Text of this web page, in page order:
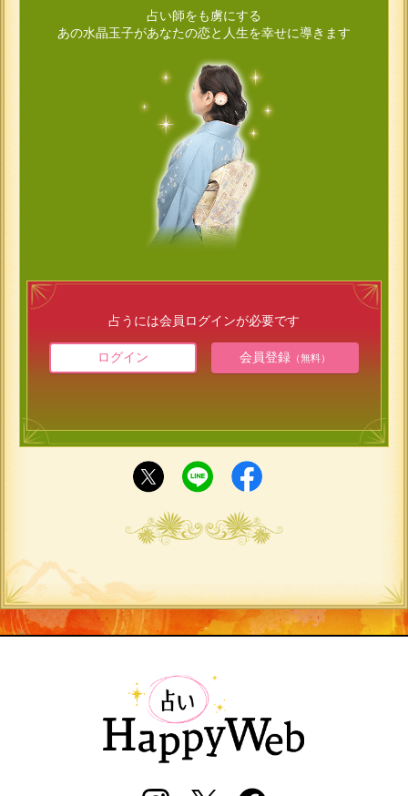
占い師をも虜にする
あの水晶玉子があなたの恋と人生を幸せに導きます
占うには会員ログインが必要です
ログイン 会員登録（無料）